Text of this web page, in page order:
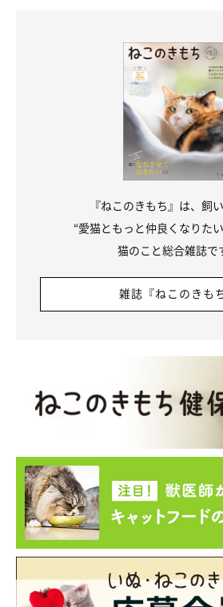
『ねこのきもち』は、飼
“愛猫ともっと仲良くなりた
猫のこと総合雑誌で
雑誌『ねこのきも